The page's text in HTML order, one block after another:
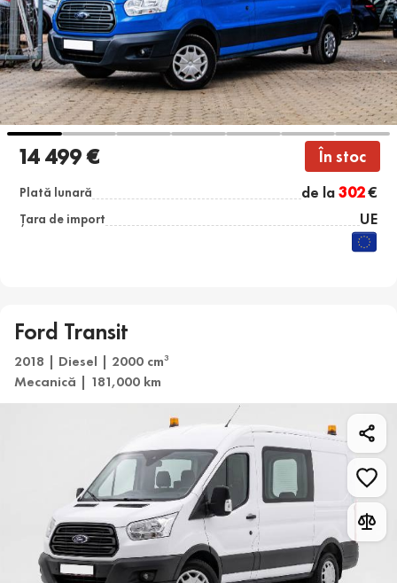
14 499 € În stoc
Plată lunară de la302€
Țara de import UE
Ford Transit
2018 | Diesel | 2000 cm3
Mecanică | 181,000 km